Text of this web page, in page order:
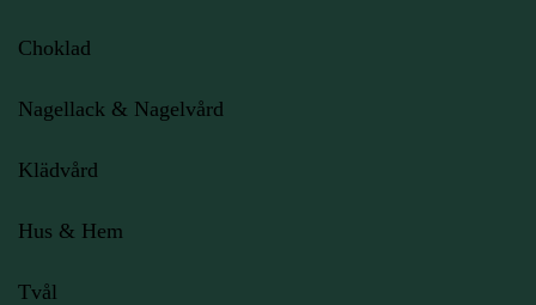
Choklad
Nagellack & Nagelvård
Klädvård
Hus & Hem
Tvål